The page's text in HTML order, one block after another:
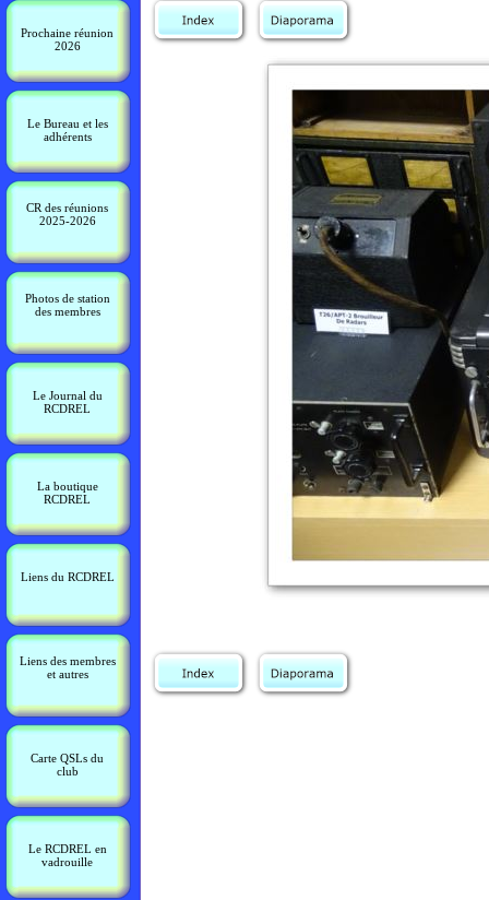
Prochaine réunion
2026
Le Bureau et les
adhérents
CR des réunions
2025-2026
Photos de station
des membres
Le Journal du
RCDREL
La boutique
RCDREL
Liens du RCDREL
Liens des membres
et autres
Carte QSLs du
club
Le RCDREL en
vadrouille